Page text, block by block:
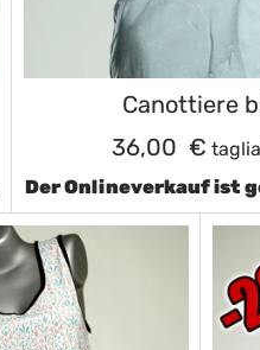
Canottiere
36,00 €
Der Onlineverkauf ist